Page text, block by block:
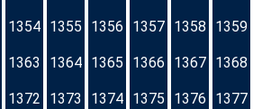
1354 1355 1356 1357 1358 1359
1363 1364 1365 1366 1367 1368
1372 1373 1374 1375 1376 1377